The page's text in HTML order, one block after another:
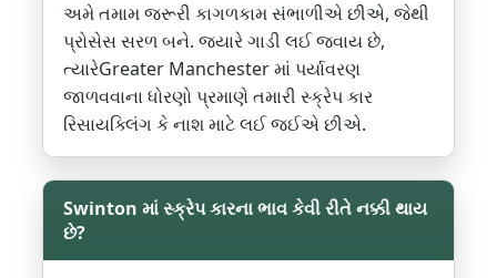
અમે તમામ જરૂરી કાગળકામ સંભાળીએ છીએ, જેથી
પ્રોસેસ સરળ બને. જ્યારે ગાડી લઈ જવાય છે,
ત્યારેGreater Manchester માં પર્યાવરણ
જાળવવાના ધોરણો પ્રમાણે તમારી સ્ક્રેપ કાર
રિસાયક્લિંગ કે નાશ માટે લઈ જઈએ છીએ.
Swinton માં સ્ક્રેપ કારના ભાવ કેવી રીતે નક્કી થાય
છે?